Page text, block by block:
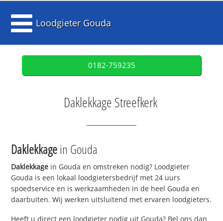
Loodgieter Gouda
0182-759235
Daklekkage Streefkerk
Daklekkagein Gouda
Daklekkage in Gouda en omstreken nodig? Loodgieter
Gouda is een lokaal loodgietersbedrijf met 24 uurs
spoedservice en is werkzaamheden in de heel Gouda en
daarbuiten. Wij werken uitsluitend met ervaren loodgieters.
Heeft u direct een loodgieter nodig uit Gouda? Bel ons dan